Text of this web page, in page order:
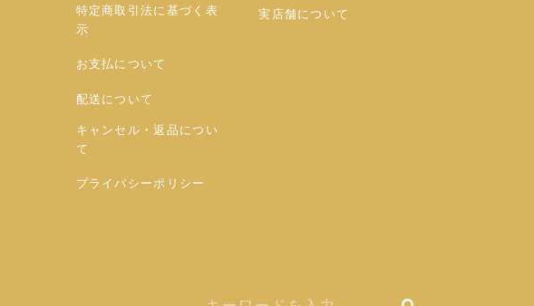
特定商取引法に基づく表
示
お支払について
配送について
キャンセル・返品につい
て
プライバシーポリシー
実店舗について